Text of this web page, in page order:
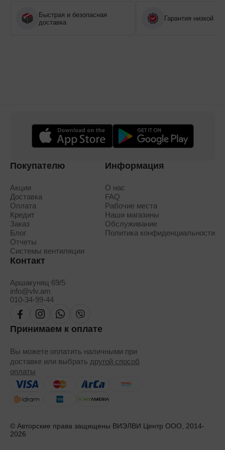
Быстрая и безопасная
доставка
Гарантия низкой
Покупателю
Акции
Доставка
Оплата
Кредит
Заказ
Блог
Отчеты
Системы вентиляции
Информация
О нас
FAQ
Рабочие места
Наши магазины
Обслуживание
Политика конфиденциальности
Контакт
Аршакуняц 69/5
info@vlv.am
010-34-99-44
Принимаем к оплате
Вы можете оплатить наличными при
доставке или выбрать другой способ
оплаты
© Авторские права защищены ВИЭЛВИ Центр ООО, 2014-
2026